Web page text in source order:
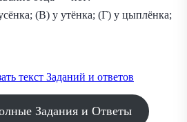
(В) у утёнка; (Г) у цыплёнка;
текст Заданий и ответов
Задания и Ответы